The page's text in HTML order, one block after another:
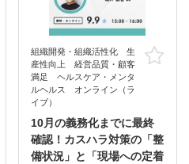
お気に入り組織開発・組織活性化 生
産性向上 経営品質・顧客
満足 ヘルスケア・メンタ
ルヘルス オンライン（ラ
イブ）
10月の義務化までに最終
確認！カスハラ対策の「整
備状況」と「現場への定着